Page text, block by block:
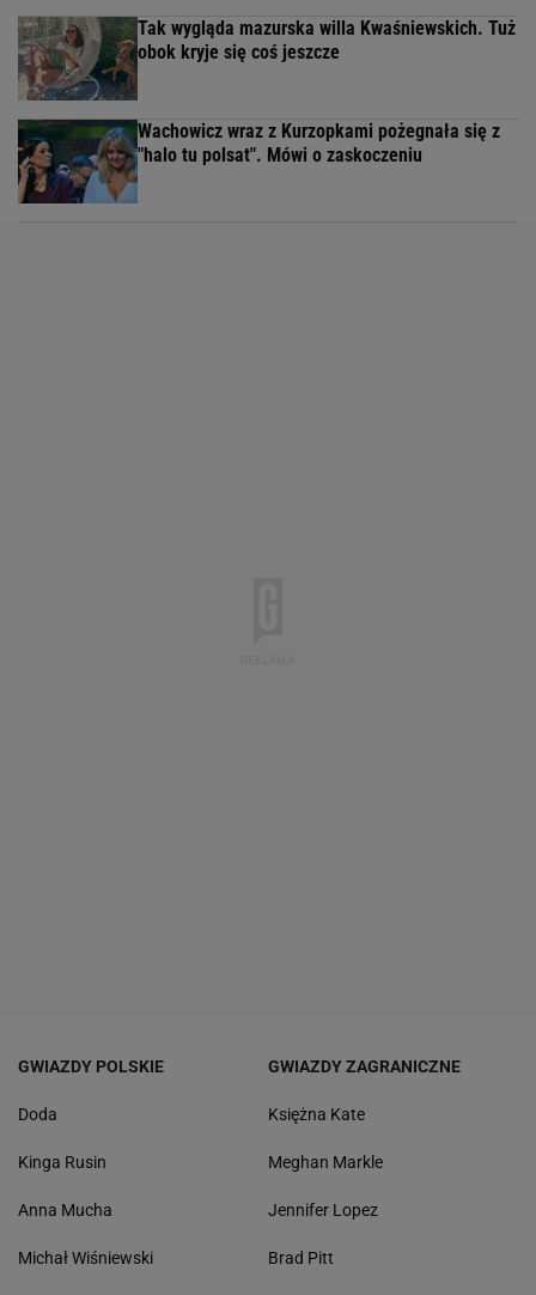
Tak wygląda mazurska willa Kwaśniewskich. Tuż
obok kryje się coś jeszcze
Wachowicz wraz z Kurzopkami pożegnała się z
"halo tu polsat". Mówi o zaskoczeniu
GWIAZDY POLSKIE
Doda
Kinga Rusin
Anna Mucha
Michał Wiśniewski
GWIAZDY ZAGRANICZNE
Księżna Kate
Meghan Markle
Jennifer Lopez
Brad Pitt